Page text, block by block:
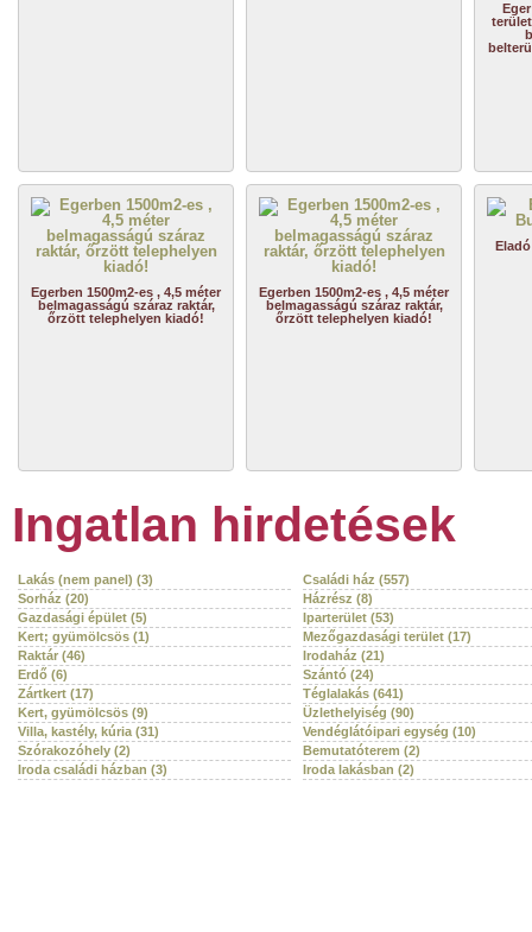
Egerben 1500m2-es , 4,5 méter
belmagasságú száraz raktár,
őrzött telephelyen kiadó!
Egerben 1500m2-es , 4,5 méter
belmagasságú száraz raktár,
őrzött telephelyen kiadó!
Ingatlan hirdetések
Lakás (nem panel) (3)
Családi ház (557)
Sorház (20)
Házrész (8)
Gazdasági épület (5)
Iparterület (53)
Kert; gyümölcsös (1)
Mezőgazdasági terület (17)
Raktár (46)
Irodaház (21)
Erdő (6)
Szántó (24)
Zártkert (17)
Téglalakás (641)
Kert, gyümölcsös (9)
Üzlethelyiség (90)
Villa, kastély, kúria (31)
Vendéglátóipari egység (10)
Szórakozóhely (2)
Bemutatóterem (2)
Iroda családi házban (3)
Iroda lakásban (2)